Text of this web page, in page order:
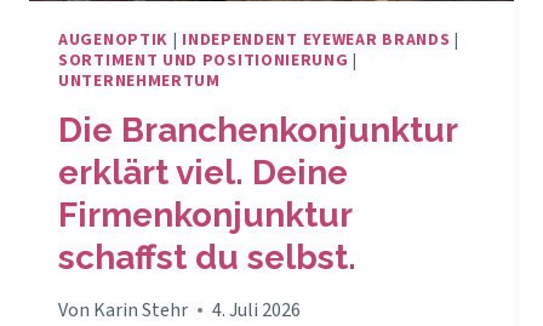
AUGENOPTIK | INDEPENDENT EYEWEAR BRANDS |
SORTIMENT UND POSITIONIERUNG |
UNTERNEHMERTUM
Die Branchenkonjunktur
erklärt viel. Deine
Firmenkonjunktur
schaffst du selbst.
Von Karin Stehr 4. Juli 2026